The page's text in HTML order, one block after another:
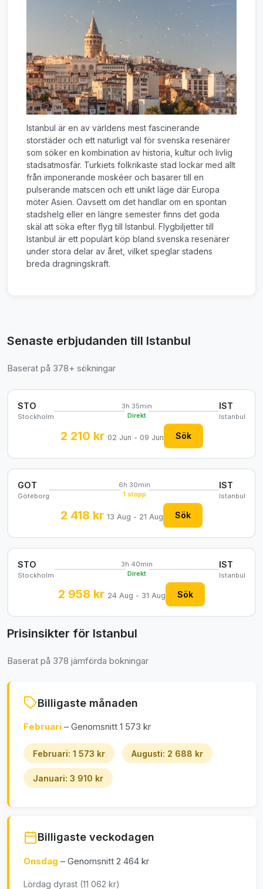
Istanbul är en av världens mest fascinerande
storstäder och ett naturligt val för svenska resenärer
som söker en kombination av historia, kultur och livlig
stadsatmosfär. Turkiets folkrikaste stad lockar med allt
från imponerande moskéer och basarer till en
pulserande matscen och ett unikt läge där Europa
möter Asien. Oavsett om det handlar om en spontan
stadshelg eller en längre semester finns det goda
skäl att söka efter flyg till Istanbul. Flygbiljetter till
Istanbul är ett populärt köp bland svenska resenärer
under stora delar av året, vilket speglar stadens
breda dragningskraft.
Senaste erbjudanden till Istanbul
Baserat på 378+ sökningar
STO
Stockholm
3h 35min
Direkt
IST
Istanbul
2 210 kr 02 Jun - 09 Jun Sök
GOT
Göteborg
6h 30min
1 stopp
IST
Istanbul
2 418 kr 13 Aug - 21 Aug Sök
STO
Stockholm
3h 40min
Direkt
IST
Istanbul
2 958 kr 24 Aug - 31 Aug Sök
Prisinsikter för Istanbul
Baserat på 378 jämförda bokningar
Billigaste månaden
Februari – Genomsnitt 1 573 kr
Februari: 1 573 kr Augusti: 2 688 kr
Januari: 3 910 kr
Billigaste veckodagen
Onsdag – Genomsnitt 2 464 kr
Lördag dyrast (11 062 kr)